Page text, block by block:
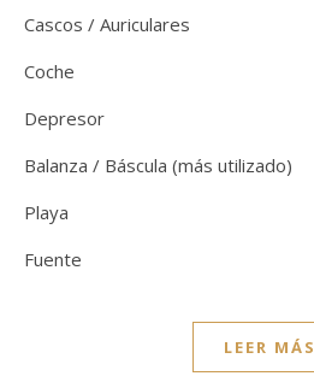
Cascos / Auriculares
Coche
Depresor
Balanza / Báscula (más utilizado)
Playa
Fuente
LEER MÁS